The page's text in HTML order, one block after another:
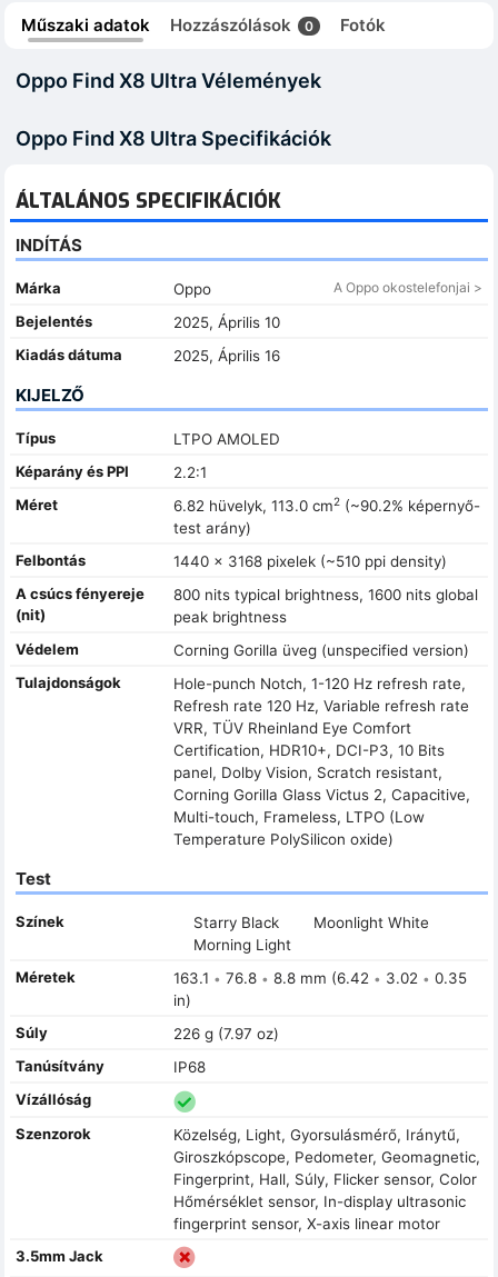
Műszaki adatok Hozzászólások 0 Fotók
Oppo Find X8 Ultra Vélemények
Oppo Find X8 Ultra Specifikációk
ÁLTALÁNOS SPECIFIKÁCIÓK
INDÍTÁS
Márka Oppo A Oppo okostelefonjai >
Bejelentés
2025, Április 10
Kiadás dátuma
2025, Április 16
KIJELZŐ
Típus
LTPO AMOLED
Képarány és PPI
2.2:1
Méret
6.82 hüvelyk, 113.0 cm2(~90.2% képernyő-
test arány)
Felbontás
1440 x 3168 pixelek (~510 ppi density)
A csúcs fényereje
(nit)
800 nits typical brightness, 1600 nits global
peak brightness
Védelem
Corning Gorilla üveg (unspecified version)
Tulajdonságok
Hole-punch Notch, 1-120 Hz refresh rate,
Refresh rate 120 Hz, Variable refresh rate
VRR, TÜV Rheinland Eye Comfort
Certification, HDR10+, DCI-P3, 10 Bits
panel, Dolby Vision, Scratch resistant,
Corning Gorilla Glass Victus 2, Capacitive,
Multi-touch, Frameless, LTPO (Low
Temperature PolySilicon oxide)
Test
Színek Starry Black
Moonlight White
Morning Light
Méretek
163.1 • 76.8 • 8.8 mm (6.42 • 3.02 • 0.35
in)
Súly
226 g (7.97 oz)
Tanúsítvány
IP68
Vízállóság
Szenzorok
Közelség, Light, Gyorsulásmérő, Iránytű,
Giroszkópscope, Pedometer, Geomagnetic,
Fingerprint, Hall, Súly, Flicker sensor, Color
Hőmérséklet sensor, In-display ultrasonic
fingerprint sensor, X-axis linear motor
3.5mm Jack